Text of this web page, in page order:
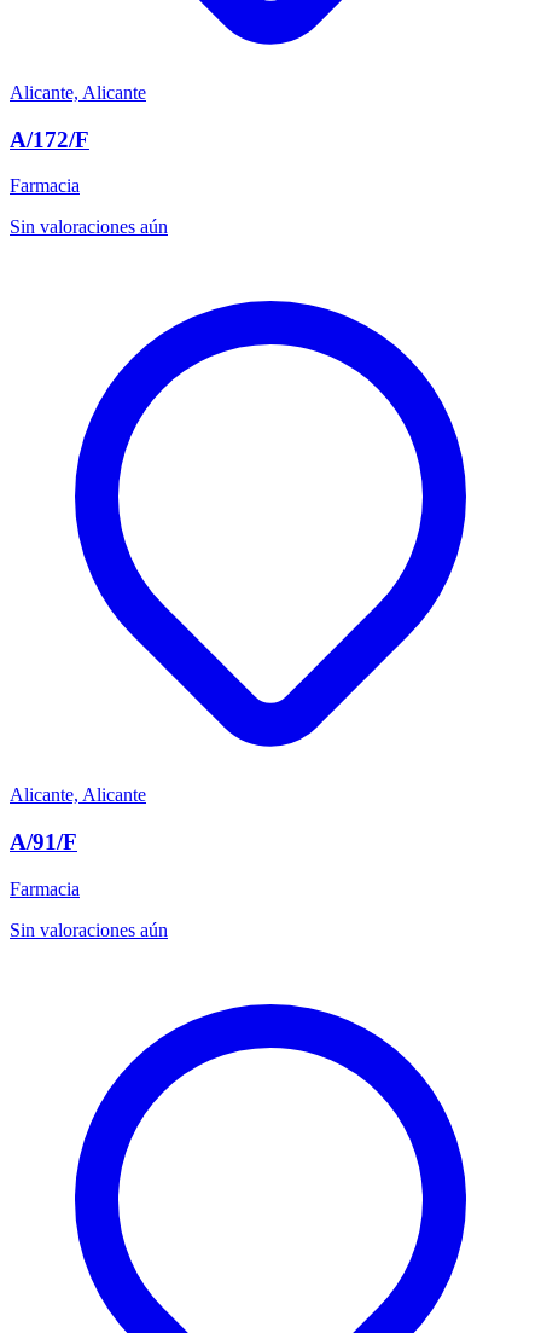
Alicante, Alicante
A/172/F
Farmacia
Sin valoraciones aún
Alicante, Alicante
A/91/F
Farmacia
Sin valoraciones aún